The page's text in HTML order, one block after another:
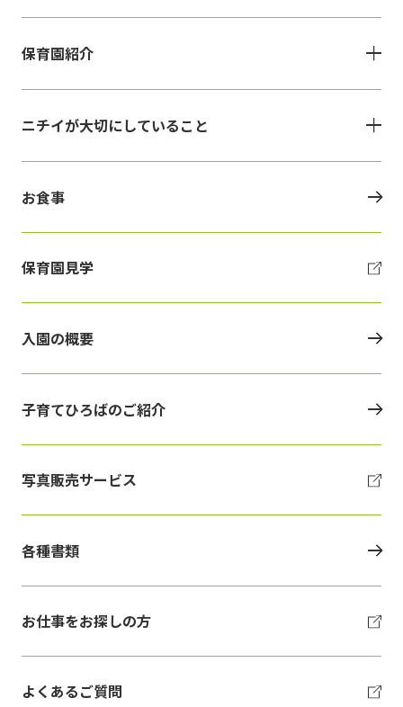
保育園紹介
ニチイが大切にしていること
お食事
保育園見学
入園の概要
子育てひろばのご紹介
写真販売サービス
各種書類
お仕事をお探しの方
よくあるご質問